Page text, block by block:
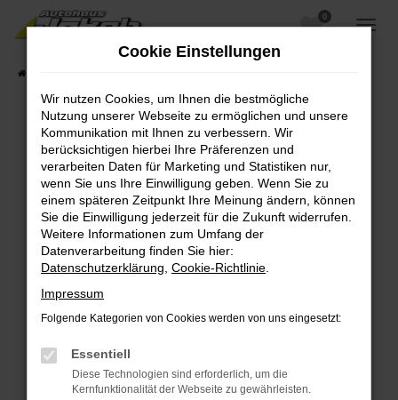
Zum
Hauptinhalt
0
Fehler: Network Error
Beim Laden ist ein Fehler aufgetreten.
Hier sind ein paar Tipps, die dir helfen können:
Überprüfe deine Firewall und deine
Internetverbindung.
Laden andere Webseiten, zum Beispiel deine
Suchmaschine?
Prüfe deine Browsererweiterungen.
Manche Erweiterungen, wie Werbeblocker,
können das Laden bestimmter Seiten
verhindern. Funktioniert die Seite in einem
Cookie Einstellungen
Wir nutzen Cookies, um Ihnen die bestmögliche
Nutzung unserer Webseite zu ermöglichen und unsere
Kommunikation mit Ihnen zu verbessern. Wir
berücksichtigen hierbei Ihre Präferenzen und
verarbeiten Daten für Marketing und Statistiken nur,
wenn Sie uns Ihre Einwilligung geben. Wenn Sie zu
einem späteren Zeitpunkt Ihre Meinung ändern, können
Sie die Einwilligung jederzeit für die Zukunft widerrufen.
Weitere Informationen zum Umfang der
Datenverarbeitung finden Sie hier:
Datenschutzerklärung Cookie-Richtlinie
Impressum
Folgende Kategorien von Cookies werden von uns eingesetzt:
Essentiell
Diese Technologien sind erforderlich, um die
Kernfunktionalität der Webseite zu gewährleisten.